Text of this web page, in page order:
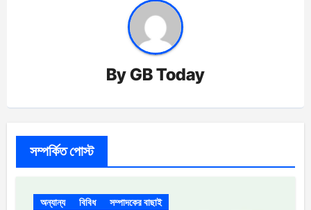
ByGB Today
সম্পর্কিত পোস্ট
অন্যান্য বিবিধ সম্পাদকের বাছাই